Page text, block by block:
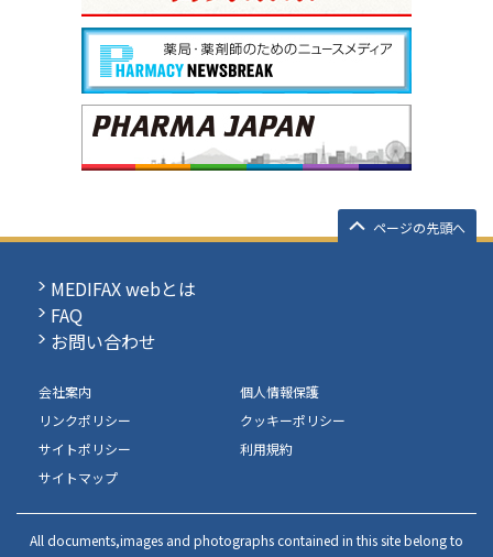
ページの先頭へ
MEDIFAX webとは
FAQ
お問い合わせ
会社案内
個人情報保護
リンクポリシー
クッキーポリシー
サイトポリシー
利用規約
サイトマップ
All documents,images and photographs contained in this site belong to